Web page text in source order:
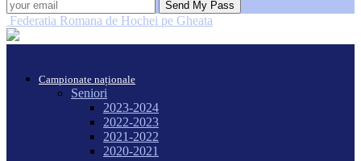
Federatia Romana de Hochei pe Gheata
Campionate naționale
Seniori
2023-2024
2022-2023
2021-2022
2020-2021